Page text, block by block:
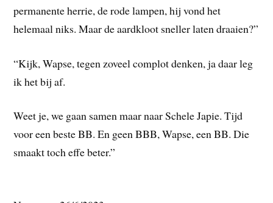
permanente herrie, de rode lampen, hij vond het
helemaal niks. Maar de aardkloot sneller laten draaien?”
“Kijk, Wapse, tegen zoveel complot denken, ja daar leg
ik het bij af.
Weet je, we gaan samen maar naar Schele Japie. Tijd
voor een beste BB. En geen BBB, Wapse, een BB. Die
smaakt toch effe beter.”